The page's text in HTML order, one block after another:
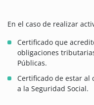
En el caso de realizar
Certificado que
obligaciones
Públicas.
Certificado de estar al
a la Seguridad Social.